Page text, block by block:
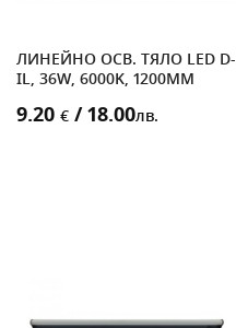
ЛИНЕЙНО ОСВ. ТЯЛО LED D-
IL, 36W, 6000K, 1200MM
9.20 € / 18.00лв.